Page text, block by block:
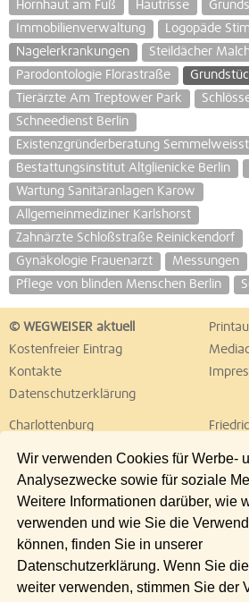
Wir verwenden Cookies für Werbe-
Analysezwecke sowie für soziale
Weitere Informationen darüber, wie
verwenden und wie Sie die
können, finden Sie in unserer
Datenschutzerklärung. Wenn Sie
weiter verwenden, stimmen Sie der
Hornhaut am Fuß
Hautrisse
Immobilienverwaltung
Logopäde
Nagelerkrankungen
Steildächer
Parodontologie Florastraße
Tierärzte Am Treptower Park
Schneedienst Berlin
Existenzgründerberatung
Bestattungsinstitut Altglienicke Berlin
Wartung Sanitäranlagen Karow
Allgemeinmediziner Karlshorst
Zahnärzte Schloßstraße Reinickendorf
Gynäkologie Frauenarzt
Messungen
Pflege von blinden Menschen Berlin
© WEGWEISER aktuell
Kostenfreier Eintrag
Kontakte
Datenschutzerklärung
Charlottenburg
Lichtenberg
Pankow
Reinickendorf
Spandau